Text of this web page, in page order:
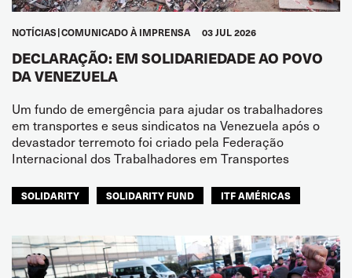
NOTÍCIAS COMUNICADO À IMPRENSA 03 JUL 2026
DECLARAÇÃO: EM SOLIDARIEDADE AO POVO
DA VENEZUELA
Um fundo de emergência para ajudar os trabalhadores
em transportes e seus sindicatos na Venezuela após o
devastador terremoto foi criado pela Federação
Internacional dos Trabalhadores em Transportes
SOLIDARITY SOLIDARITY FUND ITF AMÉRICAS